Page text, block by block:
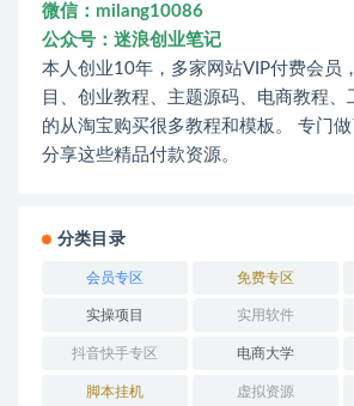
微信：milang10086
公众号：迷浪创业笔记
本人创业10年，多家网站VIP付费会员
目、创业教程、主题源码、电商教程、
的从淘宝购买很多教程和模板。 专门
分享这些精品付款资源。
分类目录
会员专区 免费专区
实操项目 实用软件
抖音快手专区 电商大学
脚本挂机 虚拟资源